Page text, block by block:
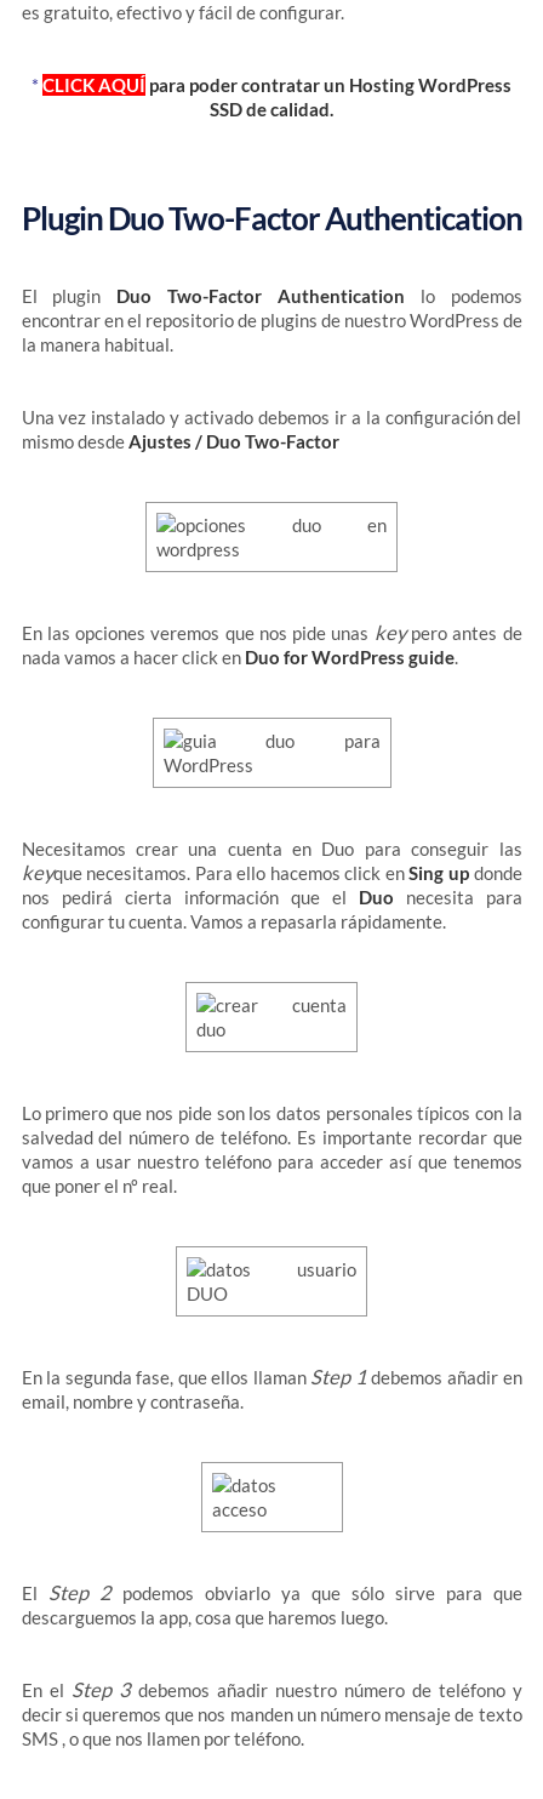
es gratuito, efectivo y fácil de configurar.
* CLICK AQUÍ para poder contratar un Hosting WordPress
SSD de calidad.
Plugin Duo Two-Factor Authentication
El plugin Duo Two-Factor Authentication lo podemos
encontrar en el repositorio de plugins de nuestro WordPress de
la manera habitual.
Una vez instalado y activado debemos ir a la configuración del
mismo desdeAjustes / Duo Two-Factor
En las opciones veremos que nos pide unas keypero antes de
nada vamos a hacer click en Duo for WordPress guide.
Necesitamos crear una cuenta en Duo para conseguir las
keyque necesitamos. Para ello hacemos click enSing updonde
nos pedirá cierta información que el Duo necesita para
configurar tu cuenta. Vamos a repasarla rápidamente.
Lo primero que nos pide son los datos personales típicos con la
salvedad del número de teléfono. Es importante recordar que
vamos a usar nuestro teléfono para acceder así que tenemos
que poner el nº real.
En la segunda fase, que ellos llaman Step 1debemos añadir en
email, nombre y contraseña.
El Step 2podemos obviarlo ya que sólo sirve para que
descarguemos la app, cosa que haremos luego.
En el Step 3debemos añadir nuestro número de teléfono y
decir si queremos que nos manden un número mensaje de texto
SMS , o que nos llamen por teléfono.